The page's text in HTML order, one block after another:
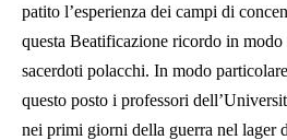
patito l’esperienza dei campi di
questa Beatificazione ricordo in
sacerdoti polacchi. In modo
questo posto i professori
nei primi giorni della guerra nel lager